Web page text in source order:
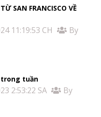
SAN FRANCISCO VỀ
11:19:53 CH
By
trong tuần
2:53:22 SA
By